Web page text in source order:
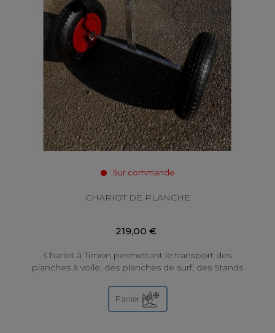
Sur commande
CHARIOT DE PLANCHE
219,00 €
Chariot à Timon permettant le transport des
planches à voile, des planches de surf, des Stands
Panier